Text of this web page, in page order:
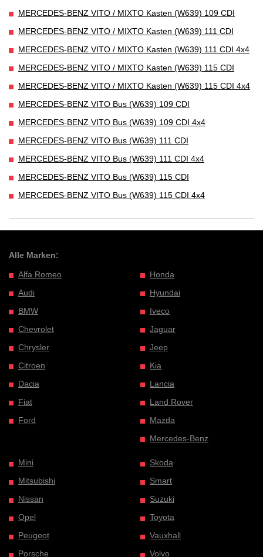
MERCEDES-BENZ VITO / MIXTO Kasten (W639) 109 CDI
MERCEDES-BENZ VITO / MIXTO Kasten (W639) 111 CDI
MERCEDES-BENZ VITO / MIXTO Kasten (W639) 111 CDI 4x4
MERCEDES-BENZ VITO / MIXTO Kasten (W639) 115 CDI
MERCEDES-BENZ VITO / MIXTO Kasten (W639) 115 CDI 4x4
MERCEDES-BENZ VITO Bus (W639) 109 CDI
MERCEDES-BENZ VITO Bus (W639) 109 CDI 4x4
MERCEDES-BENZ VITO Bus (W639) 111 CDI
MERCEDES-BENZ VITO Bus (W639) 111 CDI 4x4
MERCEDES-BENZ VITO Bus (W639) 115 CDI
MERCEDES-BENZ VITO Bus (W639) 115 CDI 4x4
Alle Marken:
Alfa Romeo
Audi
BMW
Chevrolet
Chrysler
Citroen
Dacia
Fiat
Ford
Honda
Hyundai
Iveco
Jaguar
Jeep
Kia
Lancia
Land Rover
Mazda
Mercedes-Benz
Mini
Mitsubishi
Nissan
Opel
Peugeot
Porsche
Skoda
Smart
Suzuki
Toyota
Vauxhall
Volvo